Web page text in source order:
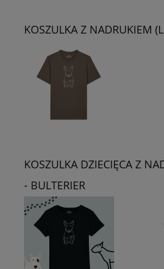
KOSZULKA Z NADRUKIEM
KOSZULKA DZIECIĘCA Z
- BULTERIER